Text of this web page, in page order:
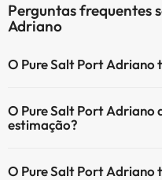
Perguntas frequentes
Adriano
O Pure Salt Port Adriano
O Pure Salt Port Adriano
estimação?
O Pure Salt Port Adriano